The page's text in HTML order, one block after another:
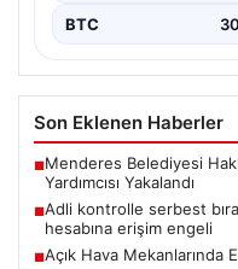
BTC
Son Eklenen Haberler
■Menderes Belediyesi
Yardımcısı Yakalandı
■Adli kontrolle serbest
hesabına erişim engeli
■Açık Hava